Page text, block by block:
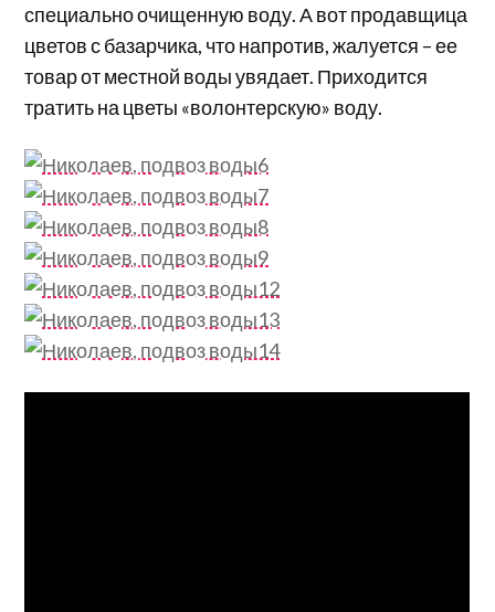
специально очищенную воду. А вот продавщица
цветов с базарчика, что напротив, жалуется – ее
товар от местной воды увядает. Приходится
тратить на цветы «волонтерскую» воду.